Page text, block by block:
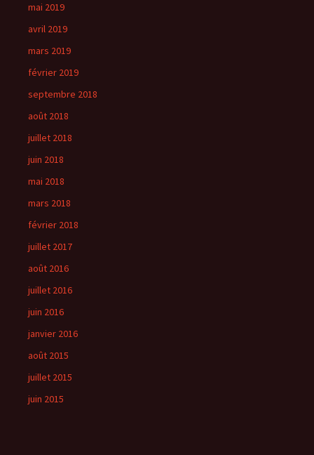
mai 2019
avril 2019
mars 2019
février 2019
septembre 2018
août 2018
juillet 2018
juin 2018
mai 2018
mars 2018
février 2018
juillet 2017
août 2016
juillet 2016
juin 2016
janvier 2016
août 2015
juillet 2015
juin 2015